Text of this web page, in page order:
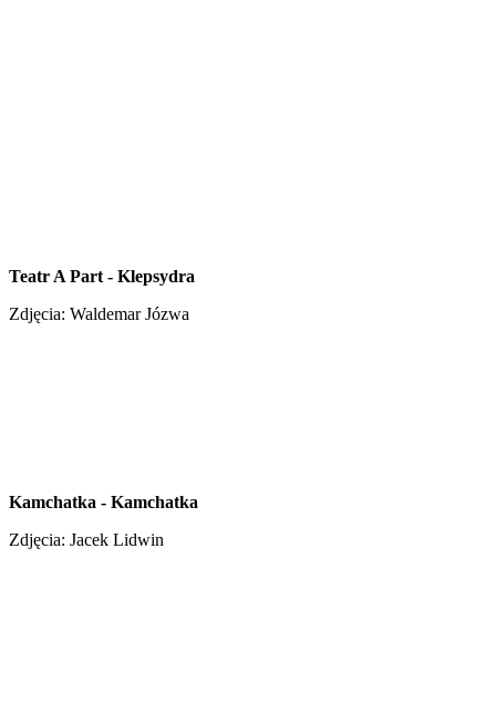
Teatr A Part - Klepsydra
Zdjęcia: Waldemar Józwa
Kamchatka - Kamchatka
Zdjęcia: Jacek Lidwin